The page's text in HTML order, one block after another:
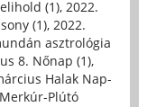
(1), 2022.
(1), 2022.
asztrológia
8. Nőnap (1),
Halak Nap-
Plútó